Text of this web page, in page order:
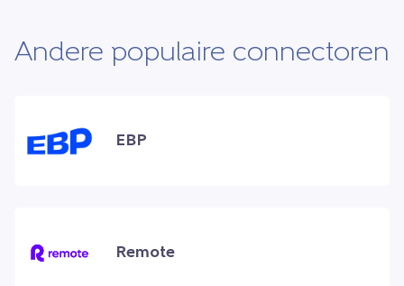
Andere populaire connectoren
EBP
Remote